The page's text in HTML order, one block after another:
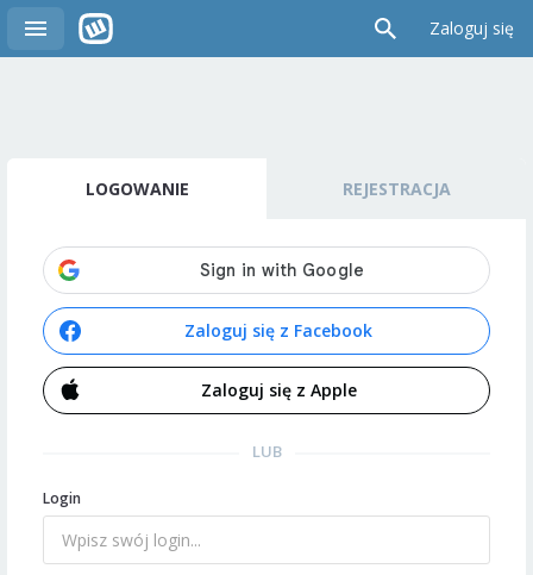
Zaloguj się
LOGOWANIE REJESTRACJA
Zaloguj się z Facebook
Zaloguj się z Apple
LUB
Login